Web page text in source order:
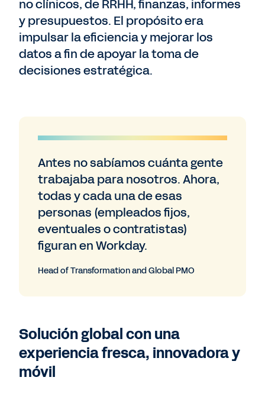
no clínicos, de RRHH, finanzas, informes
y presupuestos. El propósito era
impulsar la eficiencia y mejorar los
datos a fin de apoyar la toma de
decisiones estratégica.
Antes no sabíamos cuánta gente
trabajaba para nosotros. Ahora,
todas y cada una de esas
personas (empleados fijos,
eventuales o contratistas)
figuran en Workday.
Head of Transformation and Global PMO
Solución global con una
experiencia fresca, innovadora y
móvil